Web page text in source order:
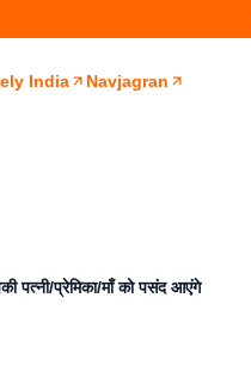
India Navjagran
पत्नी/प्रेमिका/माँ को पसंद आएंगे